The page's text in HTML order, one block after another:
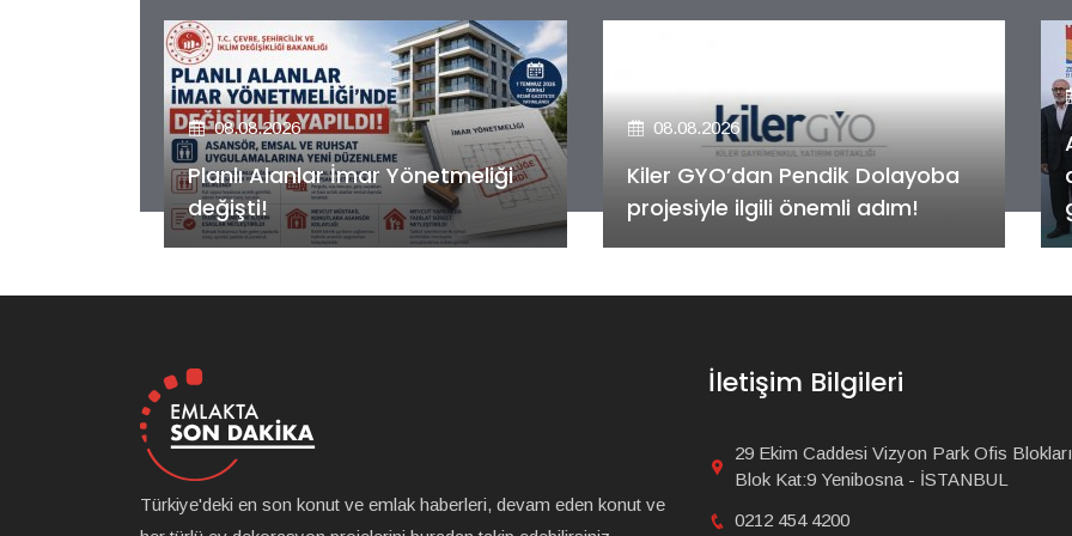
08.08.2026
Kiler GYO’dan Pendik Dolayoba
projesiyle ilgili önemli adım!
08.08.2026
Alya Merkezefendi Konutları'nın
anahtar teslim töreni
gerçekleştirildi!
Türkiye'deki en son konut ve emlak haberleri, devam eden konut ve
İletişim Bilgileri
29 Ekim Caddesi Vizyon Park Ofis
Blok Kat:9 Yenibosna - İSTANBUL
0212 454 4200